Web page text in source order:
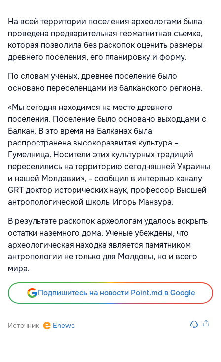
На всей территории поселения археологами была
проведена предварительная геомагнитная съемка,
которая позволила без раскопок оценить размеры
древнего поселения, его планировку и форму.
По словам ученых, древнее поселение было
основано переселенцами из балканского региона.
«Мы сегодня находимся на месте древнего
поселения. Поселение было основано выходцами с
Балкан. В это время на Балканах была
распространена высокоразвитая культура –
Гумелница. Носители этих культурных традиций
переселились на территорию сегодняшней Украины
и нашей Молдавии», - сообщил в интервью каналу
GRT доктор исторических наук, профессор Высшей
антропологической школы Игорь Манзура.
В результате раскопок археологам удалось вскрыть
остатки наземного дома. Ученые убеждены, что
археологическая находка является памятником
антропологии не только для Молдовы, но и всего
мира.
Подпишитесь на новости Point.md в Google
Источник Enews